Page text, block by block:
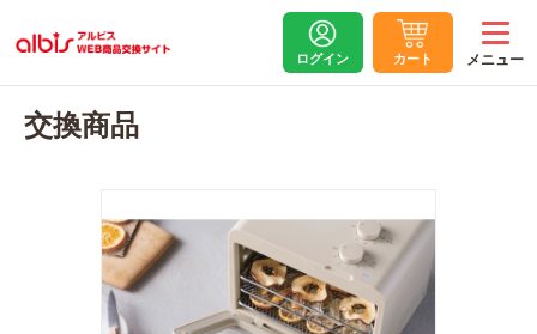
ログイン カート
交換商品